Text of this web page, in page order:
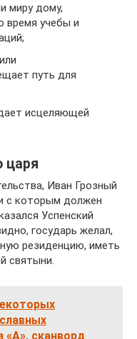
миру дому,
время учебы и
путь для
исцеляющей
царя
Иван Грозный
с которым должен
Успенский
государь желал,
резиденцию, иметь
святыни.
«А», сканворд